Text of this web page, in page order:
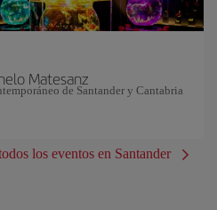
Matesanz
de Santander y Cantabria
los eventos en Santander